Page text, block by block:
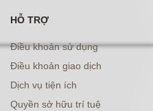
HỖ TRỢ
Điều khoản sử dụng
Điều khoản giao dịch
Dịch vụ tiện ích
Quyền sở hữu trí tuệ